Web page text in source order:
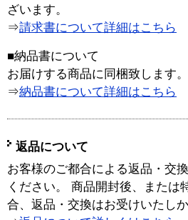
ざいます。
⇒請求書について詳細はこちら
■納品書について
お届けする商品に同梱致します。
⇒納品書について詳細はこちら
返品について
お客様のご都合による返品・交
ください。 商品開封後、または
合、返品・交換はお受けいたし